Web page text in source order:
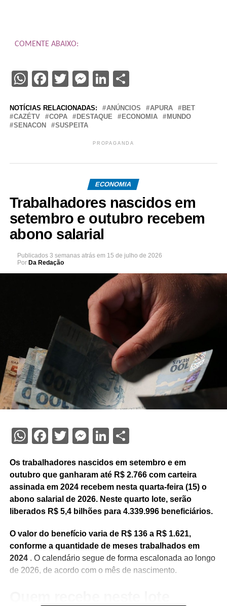
COMENTE ABAIXO:
WhatsApp
Facebook
Twitter
Messenger
LinkedIn
Share
NOTÍCIAS RELACIONADAS: ANÚNCIOS APURA
BET
CAZÉTV
COPA DESTAQUE ECONOMIA
MUNDO
SENACON
SUSPEITA
PROPAGANDA
ECONOMIA
Trabalhadores nascidos em
setembro e outubro recebem
abono salarial
Publicados 3 semanas atrás em 15 de julho de 2026
Por Da Redação
WhatsApp
Facebook
Twitter
Messenger
LinkedIn
Share
Os trabalhadores nascidos em setembro e em
outubro que ganharam até R$ 2.766 com carteira
assinada em 2024 recebem nesta quarta-feira (15) o
abono salarial de 2026. Neste quarto lote, serão
liberados R$ 5,4 bilhões para 4.339.996 beneficiários.
O valor do benefício varia de R$ 136 a R$ 1.621,
conforme a quantidade de meses trabalhados em
2024. O calendário segue de forma escalonada ao longo
de 2026, de acordo com o mês de nascimento.